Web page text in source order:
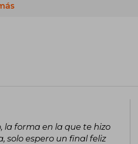
internacional. La
que inspiran y transportan
la forma en la que te hizo
solo espero un final feliz